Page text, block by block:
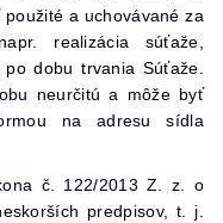
a uchovávané za
realizácia súťaže,
dobu trvania Súťaže
neurčitú a môže byť
na adresu sídla
č. 122/2013 Z. z. o
predpisov, t. j.